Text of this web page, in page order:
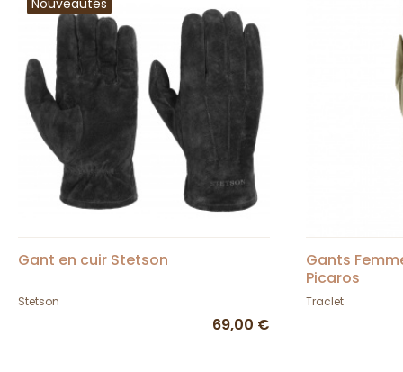
Nouveautés
Gant en cuir Stetson
Stetson
69,00 €
Gants
Picaros
Traclet